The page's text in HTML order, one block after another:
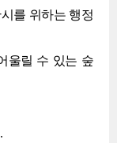
를 위하는 행정
울릴 수 있는 숲